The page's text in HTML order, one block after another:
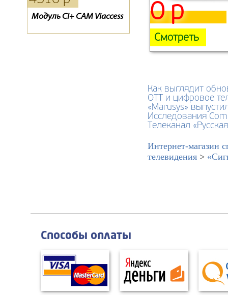
Модуль CI+ CAM Viaccess
Пульт для спутникового
BigSAT Golden 1 CR
Обмен Радуги на
Смотреть
0 р
Как выглядит
ОТТ и цифровое
«Marusys»
Исследования
Телеканал
Интернет-магазин
телевидения >
Способы оплаты